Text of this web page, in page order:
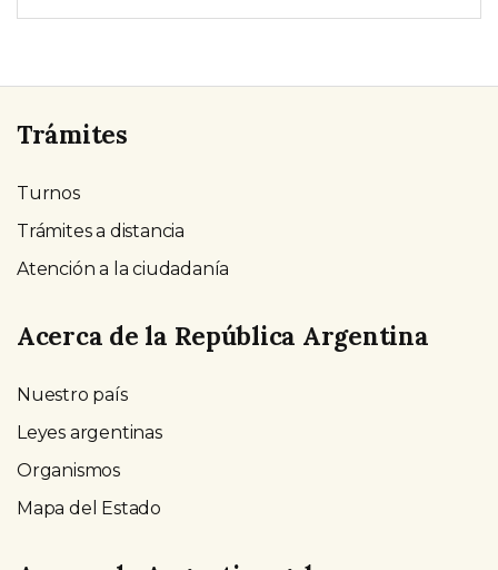
Trámites
Turnos
Trámites a distancia
Atención a la ciudadanía
Acerca de la República Argentina
Nuestro país
Leyes argentinas
Organismos
Mapa del Estado